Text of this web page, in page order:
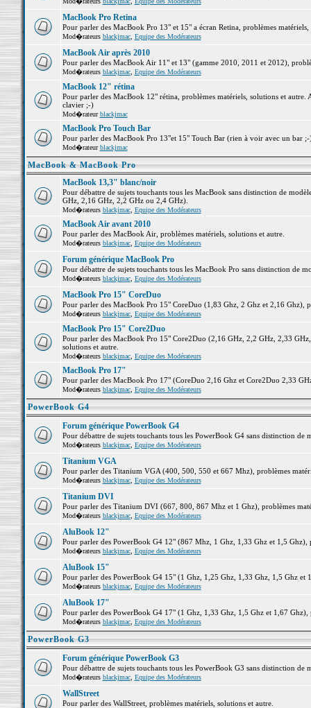
MacBook Pro Retina
Pour parler des MacBook Pro 13" et 15" a écran Retina, problèmes matériels,
Mod�rateurs blackjmac, Equipe des Modérateurs
MacBook Air après 2010
Pour parler des MacBook Air 11" et 13" (gamme 2010, 2011 et 2012),
Mod�rateurs blackjmac, Equipe des Modérateurs
MacBook 12" rétina
Pour parler des MacBook 12" rétina, problèmes matériels, solutions et
clavier ;-)
Mod�rateurblackjmac
MacBook Pro Touch Bar
Pour parler des MacBook Pro 13"et 15" Touch Bar (rien à voir avec un bar
Mod�rateurblackjmac
MacBook & MacBook Pro
MacBook 13,3" blanc/noir
Pour débattre de sujets touchants tous les MacBook sans distinction de
GHz, 2,16 GHz, 2,2 GHz ou 2,4 GHz).
Mod�rateurs blackjmac, Equipe des Modérateurs
MacBook Air avant 2010
Pour parler des MacBook Air, problèmes matériels, solutions et autre.
Mod�rateurs blackjmac, Equipe des Modérateurs
Forum générique MacBook Pro
Pour débattre de sujets touchants tous les MacBook Pro sans distinction de
Mod�rateurs blackjmac, Equipe des Modérateurs
MacBook Pro 15" CoreDuo
Pour parler des MacBook Pro 15" CoreDuo (1,83 Ghz, 2 Ghz et 2,16 Ghz),
Mod�rateurs blackjmac, Equipe des Modérateurs
MacBook Pro 15" Core2Duo
Pour parler des MacBook Pro 15" Core2Duo (2,16 GHz, 2,2 GHz, 2,33
solutions et autre.
Mod�rateurs blackjmac, Equipe des Modérateurs
MacBook Pro 17"
Pour parler des MacBook Pro 17" (CoreDuo 2,16 Ghz et Core2Duo 2,33
Mod�rateurs blackjmac, Equipe des Modérateurs
PowerBook G4
Forum générique PowerBook G4
Pour débattre de sujets touchants tous les PowerBook G4 sans distinction de
Mod�rateurs blackjmac, Equipe des Modérateurs
Titanium VGA
Pour parler des Titanium VGA (400, 500, 550 et 667 Mhz), problèmes
Mod�rateurs blackjmac, Equipe des Modérateurs
Titanium DVI
Pour parler des Titanium DVI (667, 800, 867 Mhz et 1 Ghz), problèmes
Mod�rateurs blackjmac, Equipe des Modérateurs
AluBook 12"
Pour parler des PowerBook G4 12" (867 Mhz, 1 Ghz, 1,33 Ghz et 1,5 Ghz),
Mod�rateurs blackjmac, Equipe des Modérateurs
AluBook 15"
Pour parler des PowerBook G4 15" (1 Ghz, 1,25 Ghz, 1,33 Ghz, 1,5 Ghz et
Mod�rateurs blackjmac, Equipe des Modérateurs
AluBook 17"
Pour parler des PowerBook G4 17" (1 Ghz, 1,33 Ghz, 1,5 Ghz et 1,67 Ghz),
Mod�rateurs blackjmac, Equipe des Modérateurs
PowerBook G3
Forum générique PowerBook G3
Pour débattre de sujets touchants tous les PowerBook G3 sans distinction de
Mod�rateurs blackjmac, Equipe des Modérateurs
WallStreet
Pour parler des WallStreet, problèmes matériels, solutions et autre.